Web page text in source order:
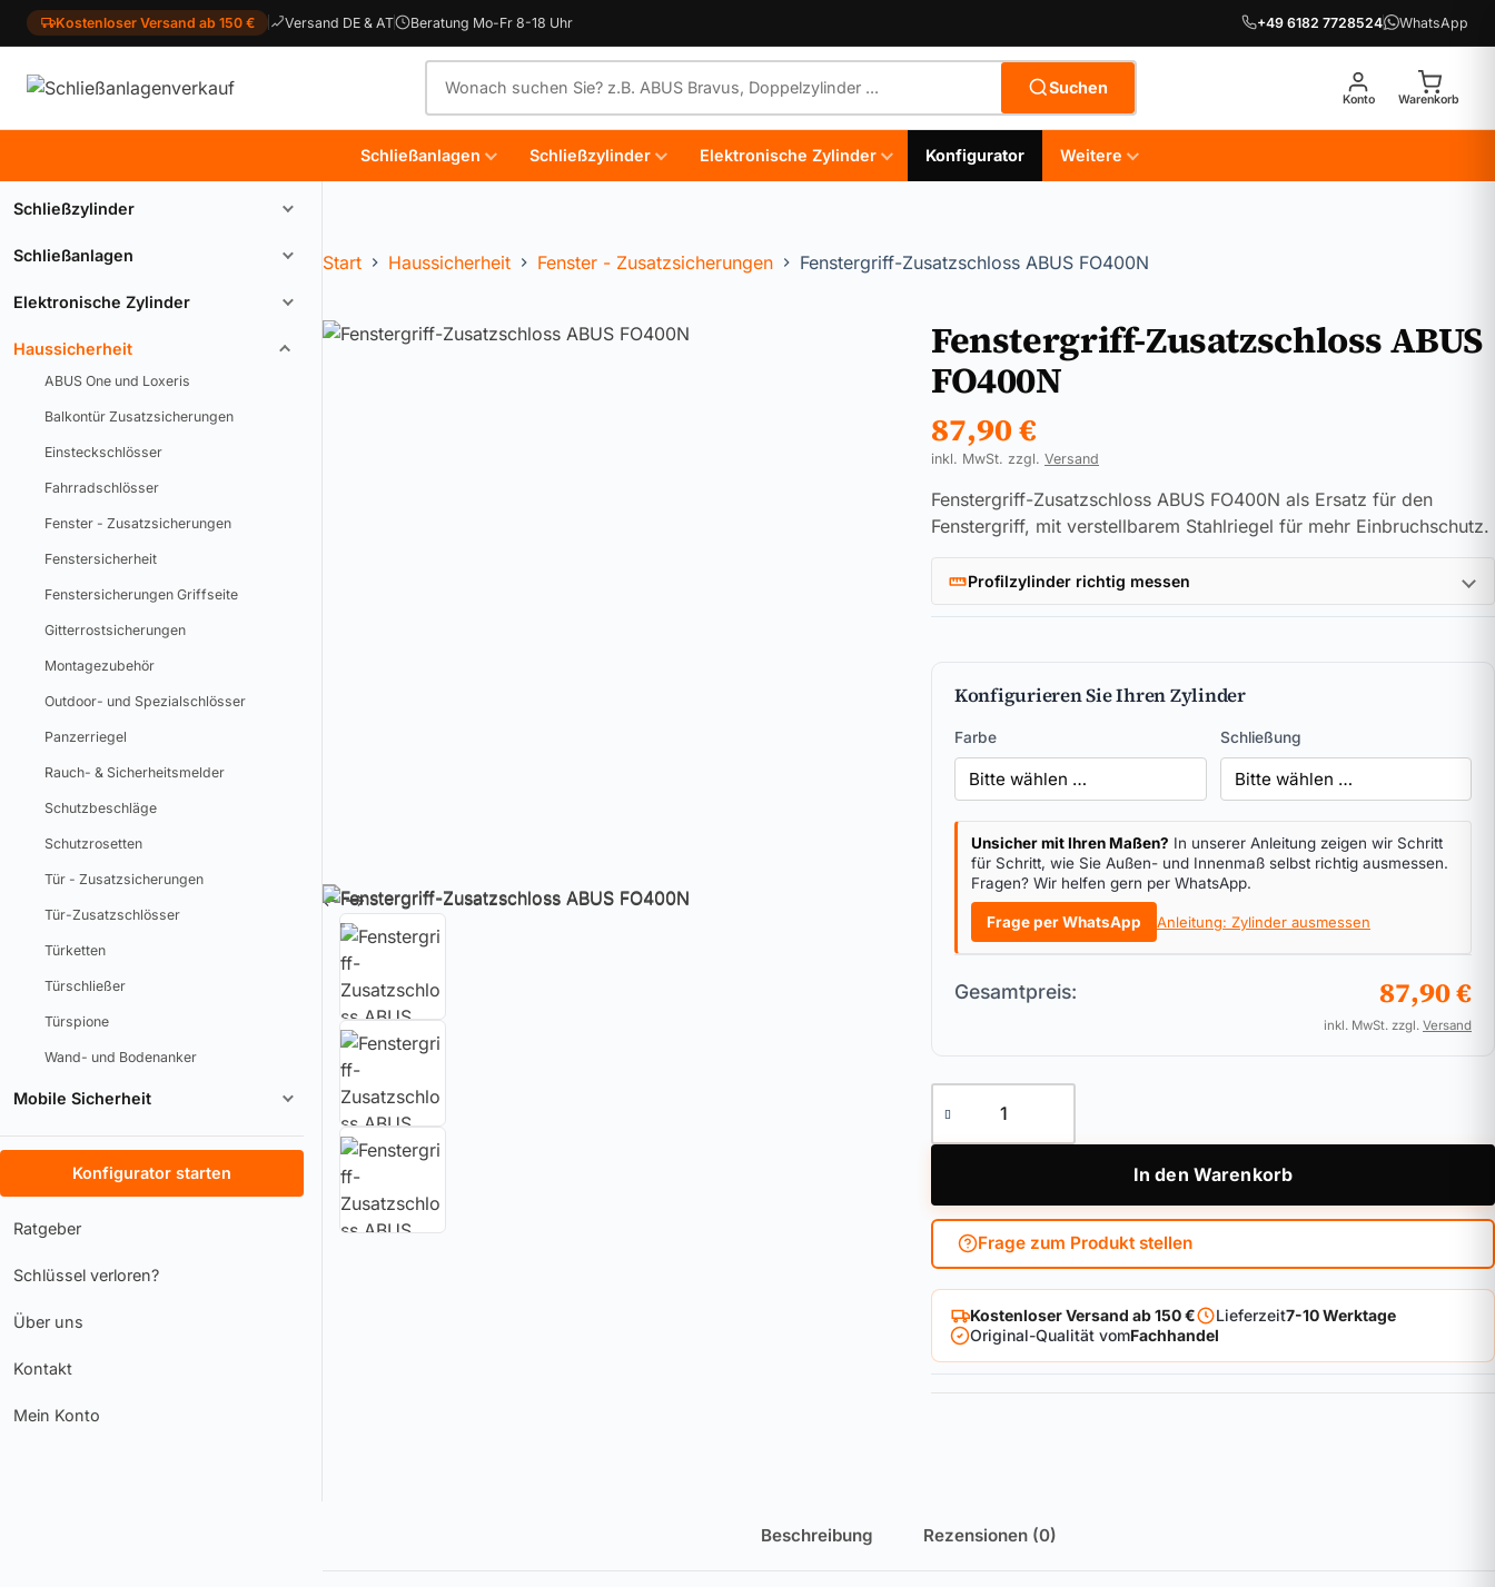
Kostenloser Versand ab 150 € Versand DE & AT Beratung Mo-Fr 8-18 Uhr +49 6182 7728524 WhatsApp
Suchen
Konto Warenkorb
Schließanlagen Schließzylinder Elektronische Zylinder Konfigurator Weitere
Schließzylinder
Schließanlagen
Elektronische Zylinder
Haussicherheit
ABUS One und Loxeris
Balkontür Zusatzsicherungen
Einsteckschlösser
Fahrradschlösser
Fenster - Zusatzsicherungen
Fenstersicherheit
Fenstersicherungen Griffseite
Gitterrostsicherungen
Montagezubehör
Outdoor- und Spezialschlösser
Panzerriegel
Rauch- & Sicherheitsmelder
Schutzbeschläge
Schutzrosetten
Tür - Zusatzsicherungen
Tür-Zusatzschlösser
Türketten
Türschließer
Türspione
Wand- und Bodenanker
Mobile Sicherheit
Konfigurator starten
Ratgeber
Schlüssel verloren?
Über uns
Kontakt
Mein Konto
Start Haussicherheit Fenster - Zusatzsicherungen Fenstergriff-Zusatzschloss ABUS FO400N
Fenstergriff-Zusatzschloss ABUS
FO400N
87,90€
inkl. MwSt. zzgl. Versand
Fenstergriff-Zusatzschloss ABUS FO400N als Ersatz für den
Fenstergriff, mit verstellbarem Stahlriegel für mehr Einbruchschutz.
Profilzylinder richtig messen
Konfigurieren Sie Ihren Zylinder
Farbe Schließung
Unsicher mit Ihren Maßen? In unserer Anleitung zeigen wir Schritt
für Schritt, wie Sie Außen- und Innenmaß selbst richtig ausmessen.
Fragen? Wir helfen gern per WhatsApp.
Frage per WhatsApp Anleitung: Zylinder ausmessen
Gesamtpreis: 87,90 €
inkl. MwSt. zzgl. Versand
In den Warenkorb
Frage zum Produkt stellen
Kostenloser Versand ab 150 € Lieferzeit7-10 Werktage
Original-Qualität vomFachhandel
Beschreibung Rezensionen (0)